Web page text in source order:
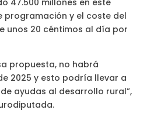
47.500 millones en este
programación y el coste del
unos 20 céntimos al día por
propuesta, no habrá
2025 y esto podría llevar a
ayudas al desarrollo rural”,